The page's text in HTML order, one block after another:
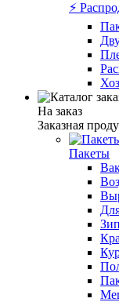
⚡️
На заказ
Заказная
Пакеты